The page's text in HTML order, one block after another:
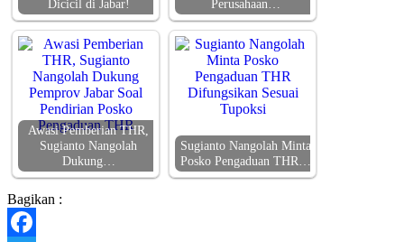
Dicicil di Jabar! Perusahaan…
Awasi Pemberian THR,
Sugianto Nangolah
Dukung…
Sugianto Nangolah Minta
Posko Pengaduan THR…
Bagikan :